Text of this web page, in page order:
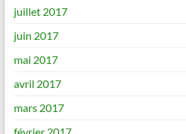
juillet 2017
juin 2017
mai 2017
avril 2017
mars 2017